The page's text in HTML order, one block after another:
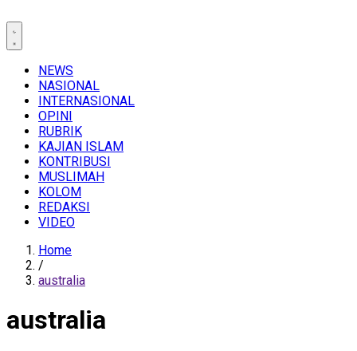
NEWS
NASIONAL
INTERNASIONAL
OPINI
RUBRIK
KAJIAN ISLAM
KONTRIBUSI
MUSLIMAH
KOLOM
REDAKSI
VIDEO
Home
/
australia
australia